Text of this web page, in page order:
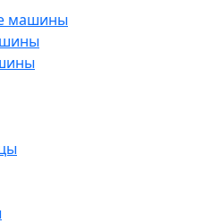
машины